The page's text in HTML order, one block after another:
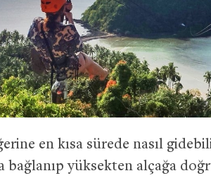
en kısa sürede nasıl
bağlanıp yüksekten alçağa